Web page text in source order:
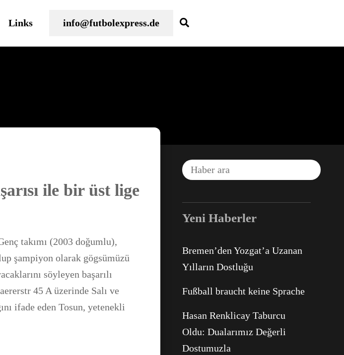
Links info@futbolexpress.de
ile bir üst lige
takımı (2003 doğumlu),
şampiyon olarak gögsümüzü
söyleyen başarılı
45 A üzerinde Salı ve
ifade eden Tosun, yetenekli
Yeni Haberler
Bremen’den Yozgat’a Uzanan
Yılların Dostluğu
Fußball braucht keine Sprache
Hasan Renklicay Taburcu
Oldu: Dualarımız Değerli
Dostumuzla